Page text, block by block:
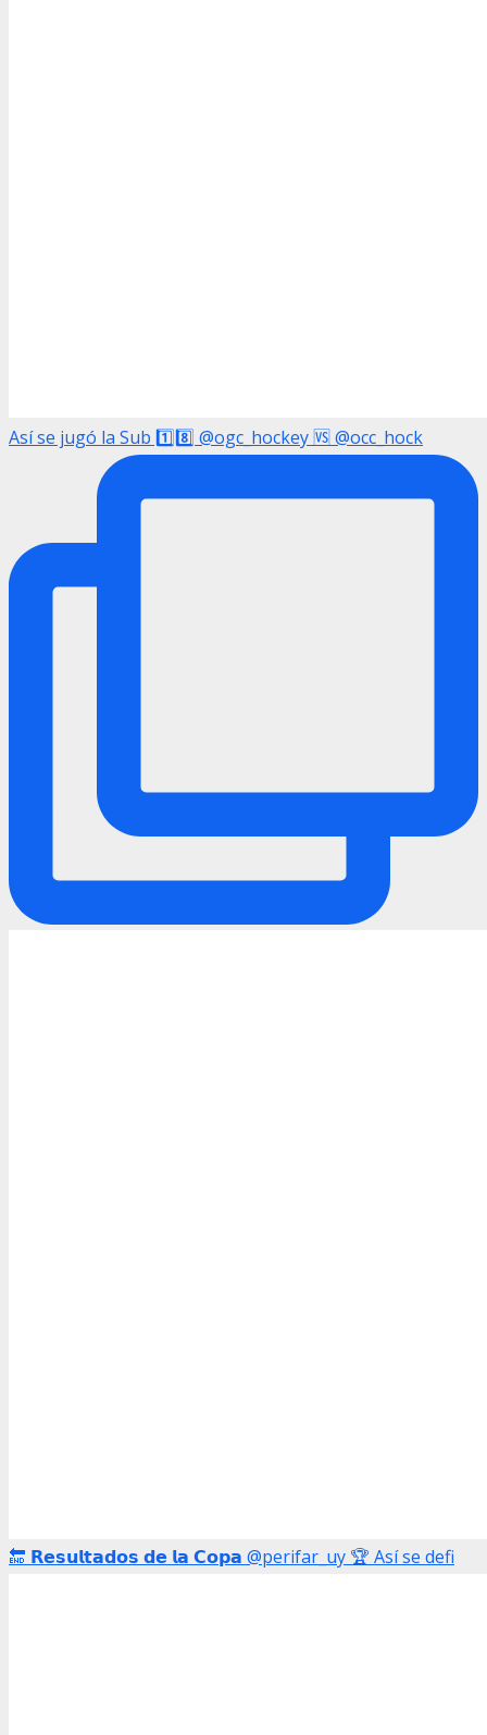
Así se jugó la Sub 1️⃣8️⃣ @ogc_hockey 🆚 @occ_hock
🔚 𝗥𝗲𝘀𝘂𝗹𝘁𝗮𝗱𝗼𝘀 𝗱𝗲 𝗹𝗮 𝗖𝗼𝗽𝗮 @perifar_uy 🏆 Así se defi